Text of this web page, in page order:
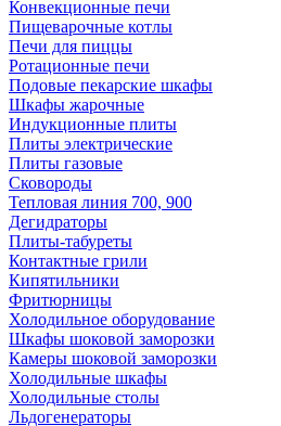
Конвекционные печи
Пищеварочные котлы
Печи для пиццы
Ротационные печи
Подовые пекарские шкафы
Шкафы жарочные
Индукционные плиты
Плиты электрические
Плиты газовые
Сковороды
Тепловая линия 700, 900
Дегидраторы
Плиты-табуреты
Контактные грили
Кипятильники
Фритюрницы
Холодильное оборудование
Шкафы шоковой заморозки
Камеры шоковой заморозки
Холодильные шкафы
Холодильные столы
Льдогенераторы